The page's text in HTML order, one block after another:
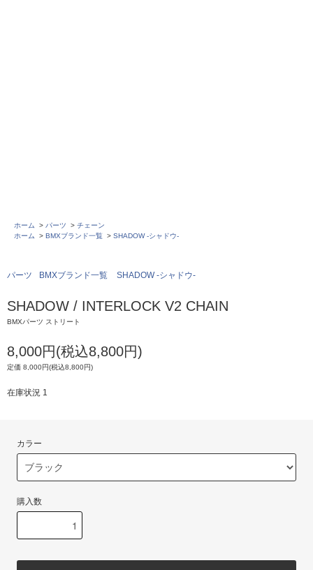
ホーム > パーツ > チェーン
ホーム
> BMXブランド一覧 > SHADOW -シャドウ-
パーツ BMXブランド一覧 SHADOW -シャドウ-
SHADOW / INTERLOCK V2 CHAIN
BMXパーツ ストリート
8,000円(税込8,800円)
定価 8,000円(税込8,800円)
在庫状況 1
カラー
購入数